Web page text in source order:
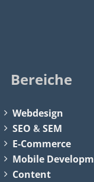
Bereiche
Webdesign
SEO &SEM
E-Commerce
Mobile
Content